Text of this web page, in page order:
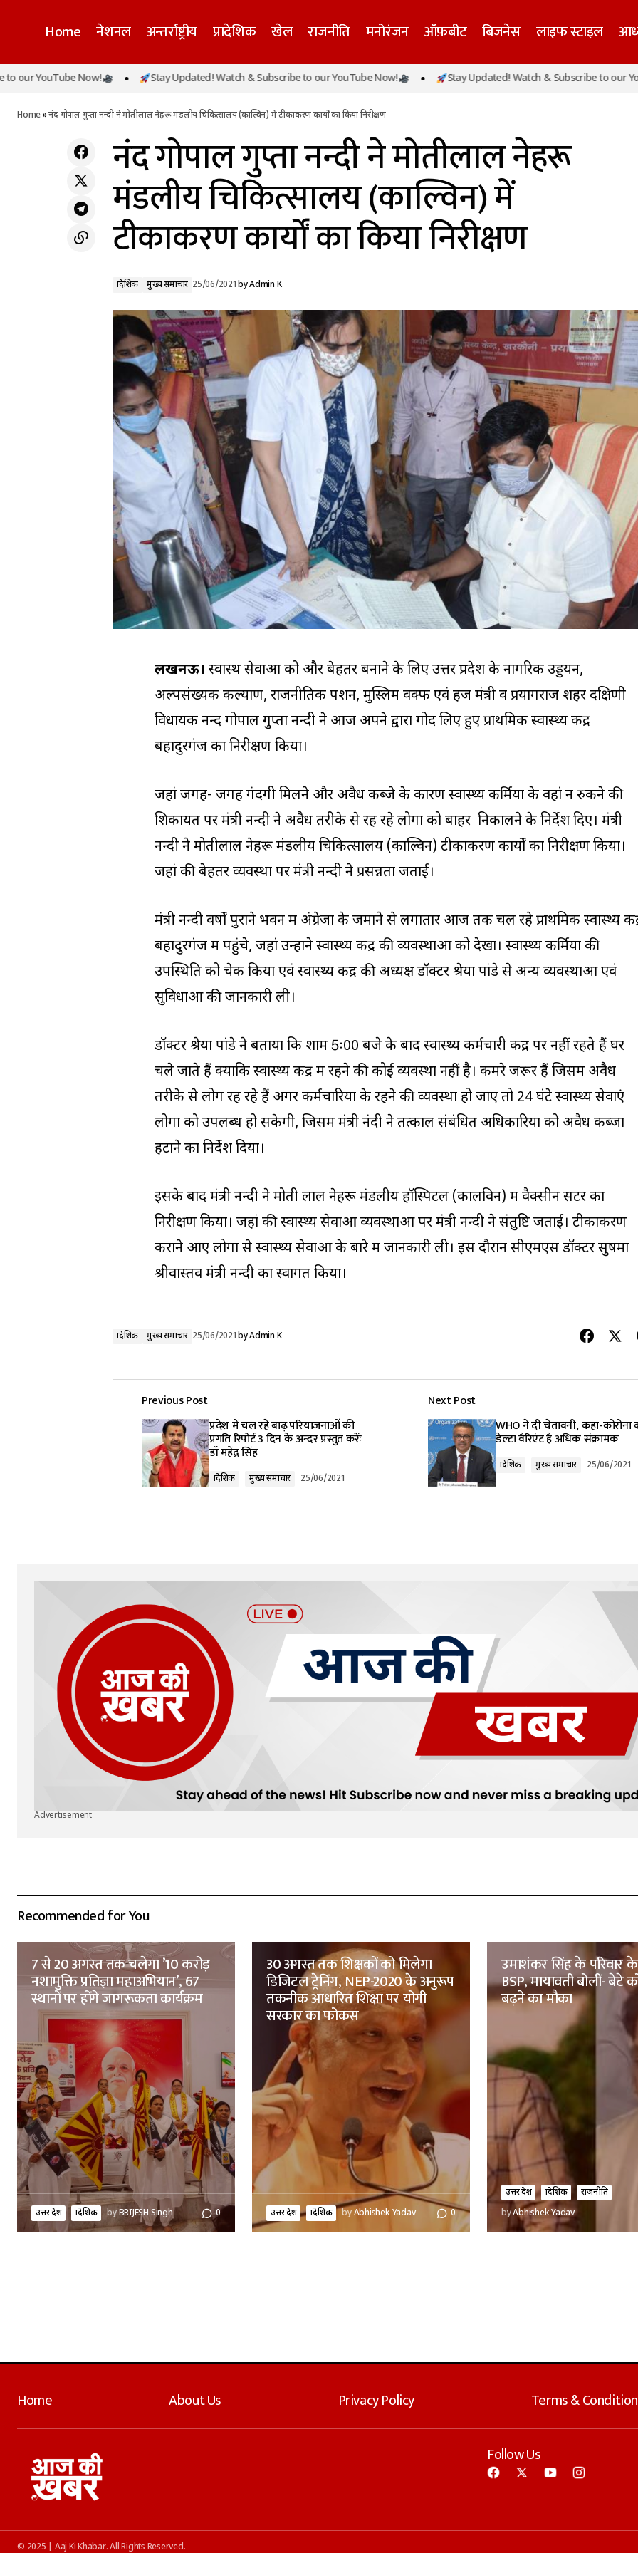
Home नेशनल अन्तर्राष्ट्रीय प्रादेशिक खेल राजनीति मनोरंजन ऑफ़बीट बिजनेस लाइफ स्टाइल
प्रदेश में चल रहे बाढ़ परियाजनाओं की प्रगति रिपोर्ट 3
प्रादेशिक
नंद गोपाल गुप्ता नन्दी ने मोतीलाल नेहरू मंडलीय चिकित्सालय
Now! Stay Updated! Watch & Subscribe to our YouTube Now! Stay Updated! Watch & Subscribe to our YouTube
Home»नंद गोपाल गुप्ता नन्दी ने मोतीलाल नेहरू मंडलीय चिकित्सालय (काल्विन) में टीकाकरण कार्यों का किया निरीक्षण
नंद गोपाल गुप्ता नन्दी ने मोतीलाल नेहरू
मंडलीय चिकित्सालय (काल्विन) में
टीकाकरण कार्यों का किया निरीक्षण
प्रादेशिक मुख्य समाचार 25/06/2021byAdmin K
लखनऊ। स्वास्थ सेवाओं को और बेहतर बनाने के लिए उत्तर प्रदेश के नागरिक उड्डयन,
अल्पसंख्यक कल्याण, राजनीतिक पेंशन, मुस्लिम वक्फ एवं हज मंत्री व प्रयागराज शहर दक्षिणी
विधायक नन्द गोपाल गुप्ता नन्दी ने आज अपने द्वारा गोद लिए हुए प्राथमिक स्वास्थ्य केंद्र
बहादुरगंज का निरीक्षण किया।
जहां जगह- जगह गंदगी मिलने और अवैध कब्जे के कारण स्वास्थ्य कर्मियों के वहां न रुकने की
शिकायत पर मंत्री नन्दी ने अवैध तरीके से रह रहे लोगों को बाहर निकालने के निर्देश दिए। मंत्री
नन्दी ने मोतीलाल नेहरू मंडलीय चिकित्सालय (काल्विन) टीकाकरण कार्यों का निरीक्षण किया।
जहां की बेहतर व्यवस्था पर मंत्री नन्दी ने प्रसन्नता जताई।
मंत्री नन्दी वर्षों पुराने भवन में अंग्रेजों के जमाने से लगातार आज तक चल रहे प्राथमिक स्वास्थ्य
बहादुरगंज में पहुंचे, जहां उन्होंने स्वास्थ्य केंद्र की व्यवस्थाओं को देखा। स्वास्थ्य कर्मियों की
उपस्थिति को चेक किया एवं स्वास्थ्य केंद्र की अध्यक्ष डॉक्टर श्रेया पांडे से अन्य व्यवस्थाओं एवं
सुविधाओं की जानकारी ली।
डॉक्टर श्रेया पांडे ने बताया कि शाम 5ः00 बजे के बाद स्वास्थ्य कर्मचारी केंद्र पर नहीं रहते हैं घर
चले जाते हैं क्योंकि स्वास्थ्य केंद्र में रहने की कोई व्यवस्था नहीं है। कमरे जरूर हैं जिसमें अवैध
तरीके से लोग रह रहे हैं अगर कर्मचारियों के रहने की व्यवस्था हो जाए तो 24 घंटे स्वास्थ्य सेवाएं
लोगों को उपलब्ध हो सकेगी, जिसमें मंत्री नंदी ने तत्काल संबंधित अधिकारियों को अवैध कब्जा
हटाने का निर्देश दिया।
इसके बाद मंत्री नन्दी ने मोती लाल नेहरू मंडलीय हॉस्पिटल (कालविन) में वैक्सीन सेंटर का
निरीक्षण किया। जहां की स्वास्थ्य सेवाओं व्यवस्थाओं पर मंत्री नन्दी ने संतुष्टि जताई। टीकाकरण
कराने आए लोगों से स्वास्थ्य सेवाओं के बारे में जानकारी ली। इस दौरान सीएमएस डॉक्टर सुषमा
श्रीवास्तव मंत्री नन्दी का स्वागत किया।
प्रादेशिक मुख्य समाचार 25/06/2021byAdmin K
Previous Post
प्रदेश में चल रहे बाढ़ परियाजनाओं की
प्रगति रिपोर्ट 3 दिन के अन्दर प्रस्तुत करेंः
डॉ महेंद्र सिंह
प्रादेशिक मुख्य समाचार 25/06/2021
Next Post
WHO ने दी चेतावनी, कहा-कोरोना
डेल्टा वैरिएंट है अधिक संक्रामक
प्रादेशिक मुख्य समाचार 25/06/2021
Advertisement
Recommended for You
7 से 20 अगस्त तक चलेगा ’10 करोड़
नशामुक्ति प्रतिज्ञा महाअभियान’, 67
स्थानों पर होंगे जागरूकता कार्यक्रम
उत्तर प्रदेश प्रादेशिक byBRIJESH Singh 0
30 अगस्त तक शिक्षकों को मिलेगा
डिजिटल ट्रेनिंग, NEP-2020 के अनुरूप
तकनीक आधारित शिक्षा पर योगी
सरकार का फोकस
उत्तर प्रदेश प्रादेशिक byAbhishek Yadav 0
उमाशंकर सिंह के परिवार
BSP, मायावती बोलीं-
बढ़ने का मौका
उत्तर प्रदेश प्रादेशिक
राजनीति
byAbhishek Yadav
Home About Us Privacy Policy Terms &
Follow Us
© 2025 | Aaj Ki Khabar. All Rights Reserved.